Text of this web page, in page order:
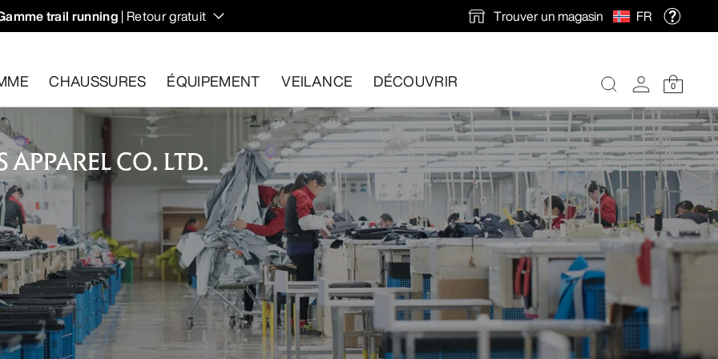
trail running | Retour gratuit Trouver un magasin
FR
dans un délai de 30 jours.Effectuer un retour gratuit.
CHAUSSURES ÉQUIPEMENT VEILANCE DÉCOUVRIR 0
CO. LTD.